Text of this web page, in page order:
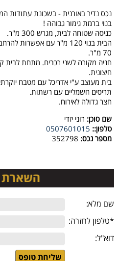
נכס נדיר באורנית - בשכונת
בנוי ברמת גימור גבוהה !
כניסה שטוחה לבית, מגרש 300 מ"ר.
70 מ"ר.
חניה מקורה לשני רכבים. מתחת לבית
חיצונית.
בית מעוצב ע"י אדריכל עם מטבח
תריסים חשמליים עם רשתות.
חצר גדולה לאירוח.
שם סוכן: רוני יזדי
טלפון:: 0507601015
מספר נכס: 352798
שם מלא:
*טלפון לחזרה:
דוא"ל: